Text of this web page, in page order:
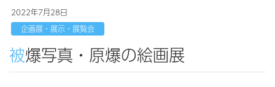
2022年7月28日
企画展・展示・展覧会
被爆写真・原爆の絵画展